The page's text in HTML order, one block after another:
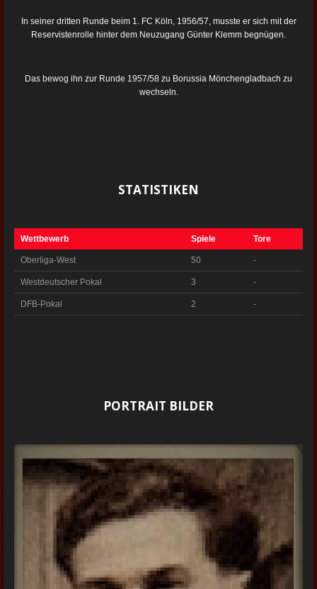
In seiner dritten Runde beim 1. FC Köln, 1956/57, musste er sich mit der
Reservistenrolle hinter dem Neuzugang Günter Klemm begnügen.
Das bewog ihn zur Runde 1957/58 zu Borussia Mönchengladbach zu
wechseln.
STATISTIKEN
Wettbewerb Spiele Tore
Oberliga-West 50 -
Westdeutscher Pokal 3 -
DFB-Pokal 2 -
PORTRAIT BILDER